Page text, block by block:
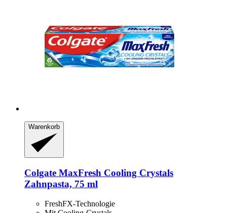
Warenkorb
Colgate MaxFresh Cooling Crystals
Zahnpasta, 75 ml
FreshFX-Technologie